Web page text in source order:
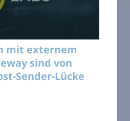
mit externem
sind von
Sender-Lücke